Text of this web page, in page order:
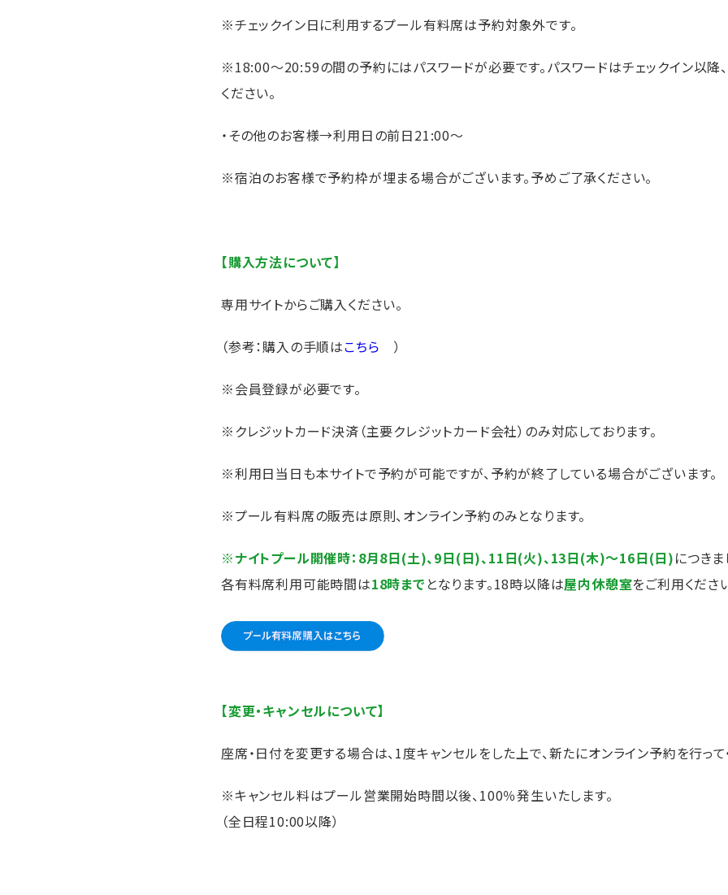
※チェックイン日に利用するプール有料席は予約対象外です。
※18:00～20:59の間の予約にはパスワードが必要です。パスワードはチェックイン以降
ください。
・その他のお客様→利用日の前日21:00～
※宿泊のお客様で予約枠が埋まる場合がございます。予めご了承ください。
【購入方法について】
専用サイトからご購入ください。
（参考：購入の手順はこちら ）
※会員登録が必要です。
※クレジットカード決済（主要クレジットカード会社）のみ対応しております。
※利用日当日も本サイトで予約が可能ですが、予約が終了している場合がございます。
※プール有料席の販売は原則、オンライン予約のみとなります。
※ナイトプール開催時：8月8日(土)、9日(日)、11日(火)、13日(木)～16日(日)につきま
各有料席利用可能時間は18時まで となります。18時以降は屋内休憩室をご利用くださ
【変更・キャンセルについて】
座席・日付を変更する場合は、1度キャンセルをした上で、新たにオンライン予約を行って
※キャンセル料はプール営業開始時間以後、100％発生いたします。
（全日程10:00以降）